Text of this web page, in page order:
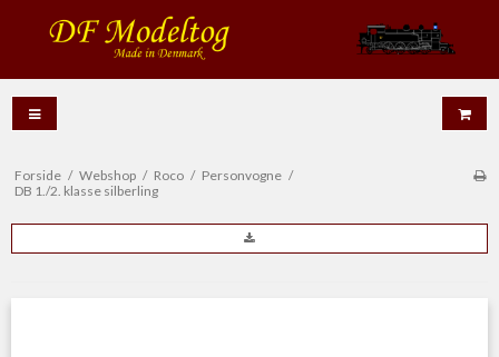
Forside / Webshop / Roco / Personvogne /
DB 1./2. klasse silberling